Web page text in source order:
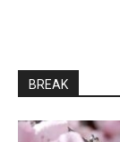
BREAK